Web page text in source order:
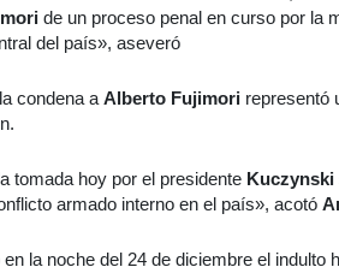
de un proceso penal en curso por la
del país», aseveró
condena a Alberto Fujimori representó
tomada hoy por el presidente Kuczynski
armado interno en el país», acotó
la noche del 24 de diciembre el indulto